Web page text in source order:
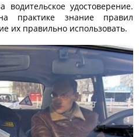
удостоверение.
практике знание правил
их правильно использовать.